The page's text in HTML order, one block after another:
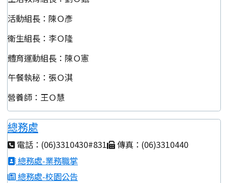
活動組長：陳Ｏ彥
衛生組長：李Ｏ隆
體育運動組長：陳Ｏ憲
午餐執秘：張Ｏ淇
營養師：王Ｏ慧
總務處
電話：(06)3310430#831
傳真：(06)3310440
總務處-業務職掌
總務處-校園公告